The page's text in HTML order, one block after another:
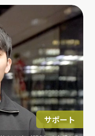
サポート